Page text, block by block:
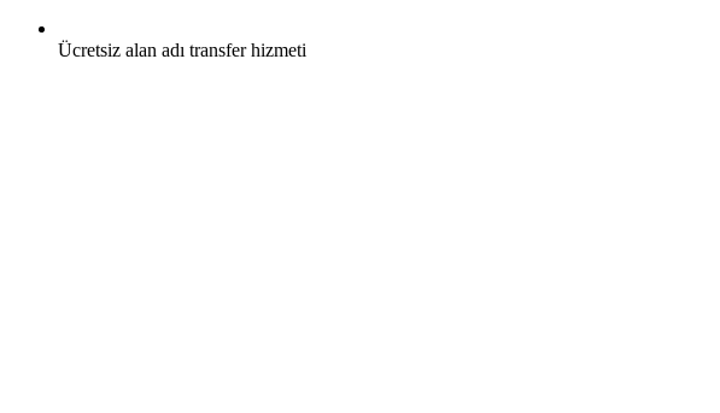
Ücretsiz alan adı transfer hizmeti